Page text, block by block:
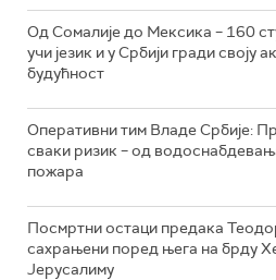
Од Сомалије до Мексика – 160
учи језик и у Србији гради своју
будућност
Оперативни тим Владе Србије:
сваки ризик – од
пожара
Посмртни остаци предака
сахрањени поред њега на брду
Јерусалиму